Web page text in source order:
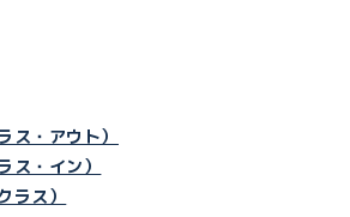
ス・アウト）
ス・イン）
ラス）